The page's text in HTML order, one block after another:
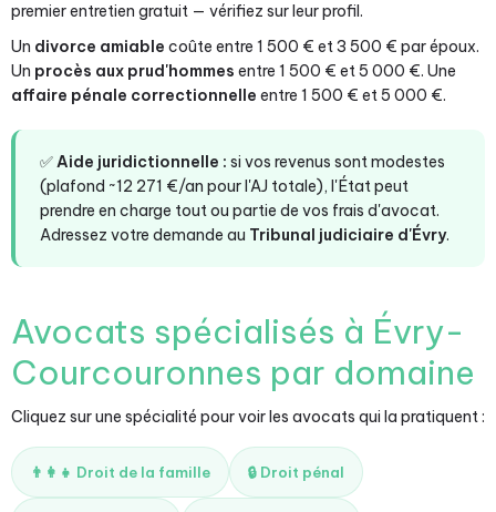
premier entretien gratuit — vérifiez sur leur profil.
Un divorce amiable coûte entre 1 500 € et 3 500 € par époux.
Un procès aux prud'hommes entre 1 500 € et 5 000 €. Une
affaire pénale correctionnelle entre 1 500 € et 5 000 €.
✅Aide juridictionnelle : si vos revenus sont modestes
(plafond ~12 271 €/an pour l'AJ totale), l'État peut
prendre en charge tout ou partie de vos frais d'avocat.
Adressez votre demande au Tribunal judiciaire d'Évry.
Avocats spécialisés à Évry-
Courcouronnes par domaine
Cliquez sur une spécialité pour voir les avocats qui la pratiquent :
👨‍👩‍👧 Droit de la famille 🔒 Droit pénal